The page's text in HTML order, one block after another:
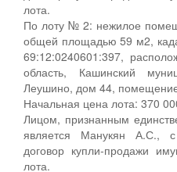
лота.
По лоту № 2: нежилое
общей площадью 59 м2,
69:12:0240601:397,
область, Кашинский
Леушино, дом 44,
Начальная цена лота: 370
Лицом, признанным
является Манукян А.С.,
договор купли-продажи
лота.